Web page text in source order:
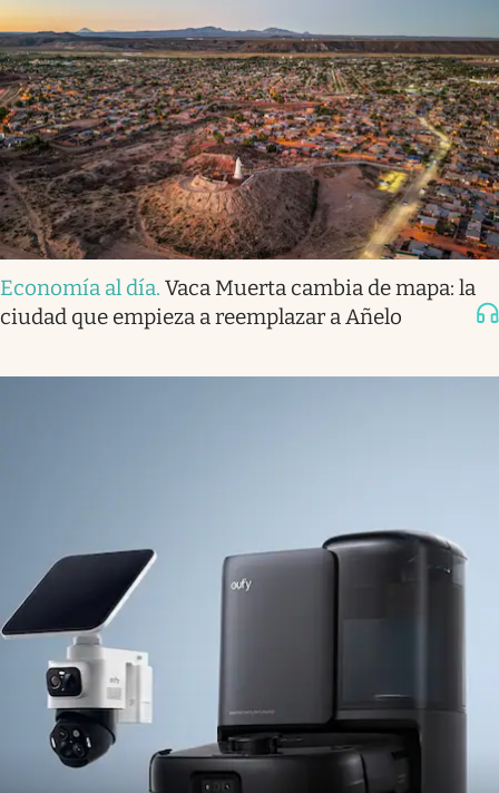
Economía al día. Vaca Muerta cambia de mapa: la
ciudad que empieza a reemplazar a Añelo